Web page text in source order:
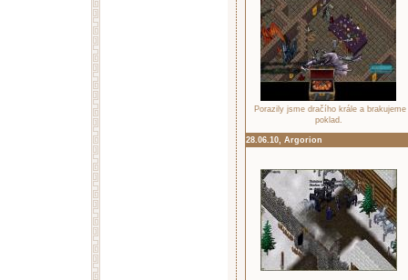
Porazily jsme dračího krále a brakujeme
poklad.
28.06.10, Argorion